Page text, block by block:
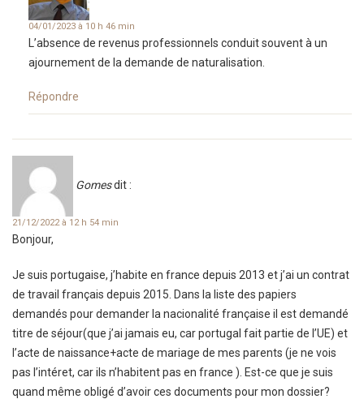
04/01/2023 à 10 h 46 min
L’absence de revenus professionnels conduit souvent à un
ajournement de la demande de naturalisation.
Répondre
Gomesdit :
21/12/2022 à 12 h 54 min
Bonjour,
Je suis portugaise, j’habite en france depuis 2013 et j’ai un contrat
de travail français depuis 2015. Dans la liste des papiers
demandés pour demander la nacionalité française il est demandé
titre de séjour(que j’ai jamais eu, car portugal fait partie de l’UE) et
l’acte de naissance+acte de mariage de mes parents (je ne vois
pas l’intéret, car ils n’habitent pas en france ). Est-ce que je suis
quand même obligé d’avoir ces documents pour mon dossier?